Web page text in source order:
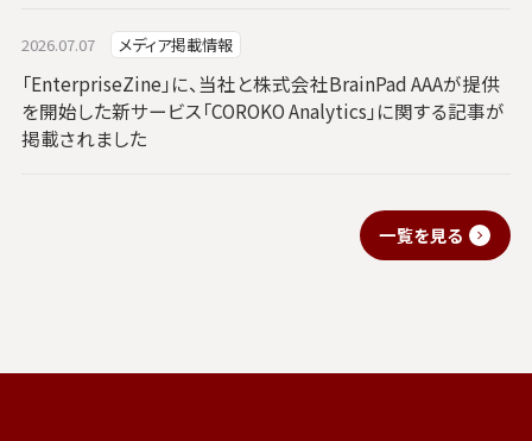
2026.07.07 メディア掲載情報
「EnterpriseZine」に、当社と株式会社BrainPad AAAが提供
を開始した新サービス「COROKO Analytics」に関する記事が
掲載されました
一覧を見る